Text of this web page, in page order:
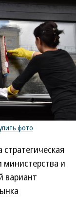
фото
министерства и
вариант